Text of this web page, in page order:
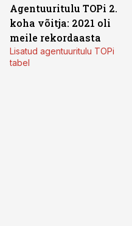
Agentuuritulu TOPi 2.
koha võitja: 2021 oli
meile rekordaasta
Lisatud agentuuritulu TOPi
tabel